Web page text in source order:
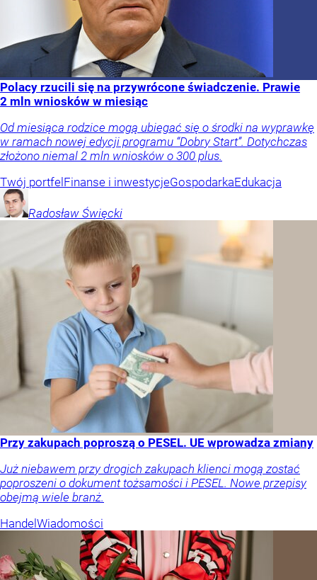
Polacy rzucili się na przywrócone świadczenie. Prawie
2 mln wniosków w miesiąc
Od miesiąca rodzice mogą ubiegać się o środki na wyprawkę
w ramach nowej edycji programu “Dobry Start”. Dotychczas
złożono niemal 2 mln wniosków o 300 plus.
Twój portfel Finanse i inwestycjeGospodarkaEdukacja
Radosław Święcki
Przy zakupach poproszą o PESEL. UE wprowadza zmiany
Już niebawem przy drogich zakupach klienci mogą zostać
poproszeni o dokument tożsamości i PESEL. Nowe przepisy
obejmą wiele branż.
Handel Wiadomości